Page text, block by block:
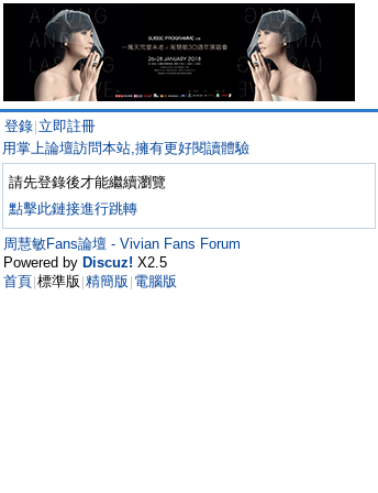
登錄 立即註冊
用掌上論壇訪問本站,擁有更好閱讀體驗
請先登錄後才能繼續瀏覽
點擊此鏈接進行跳轉
周慧敏Fans論壇 - Vivian Fans Forum
Powered by Discuz! X2.5
首頁 標準版 精簡版 電腦版